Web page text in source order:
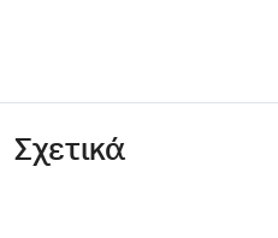
Σχετικά